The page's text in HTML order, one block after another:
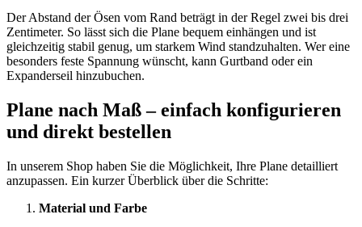
Der Abstand der Ösen vom Rand beträgt in der Regel zwei bis drei
Zentimeter. So lässt sich die Plane bequem einhängen und ist
gleichzeitig stabil genug, um starkem Wind standzuhalten. Wer eine
besonders feste Spannung wünscht, kann Gurtband oder ein
Expanderseil hinzubuchen.
Plane nach Maß – einfach konfigurieren
und direkt bestellen
In unserem Shop haben Sie die Möglichkeit, Ihre Plane detailliert
anzupassen. Ein kurzer Überblick über die Schritte:
Material und Farbe